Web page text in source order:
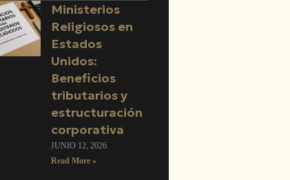
Ministerios
Religiosos en
Estados
Unidos:
Beneficios
tributarios y
estructuración
corporativa
JUNIO 12, 2026
Read More »